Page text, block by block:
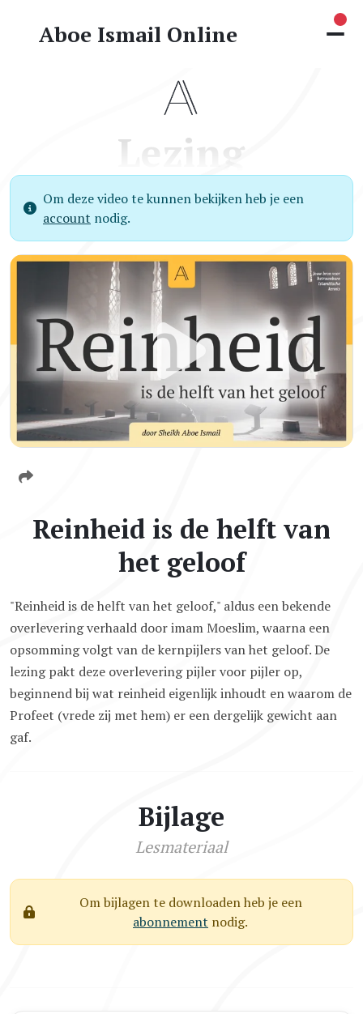
Aboe Ismail Online
Lezing
Om deze video te kunnen bekijken heb je een
account nodig.
Reinheid is de helft van
het geloof
"Reinheid is de helft van het geloof," aldus een bekende
overlevering verhaald door imam Moeslim, waarna een
opsomming volgt van de kernpijlers van het geloof. De
lezing pakt deze overlevering pijler voor pijler op,
beginnend bij wat reinheid eigenlijk inhoudt en waarom de
Profeet (vrede zij met hem) er een dergelijk gewicht aan
gaf.
Bijlage
Lesmateriaal
Om bijlagen te downloaden heb je een
abonnement nodig.